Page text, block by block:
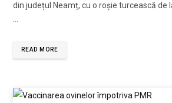
din județul Neamț, cu o roșie turcească de
READ MORE